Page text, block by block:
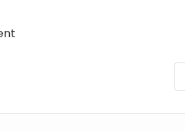
Yıldırım / Bursa